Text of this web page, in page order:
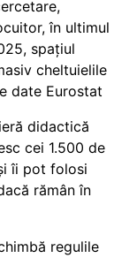
în ultimul
spațiul
cheltuielile
date Eurostat
didactică
cei 1.500 de
îi pot folosi
rămân în
regulile